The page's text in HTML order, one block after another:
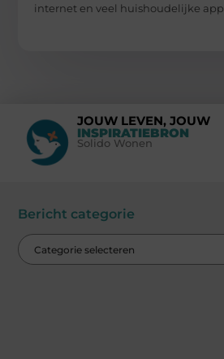
internet en veel huishoudelijke
JOUW LEVEN, JOUW
INSPIRATIEBRON
Solido Wonen
Bericht categorie